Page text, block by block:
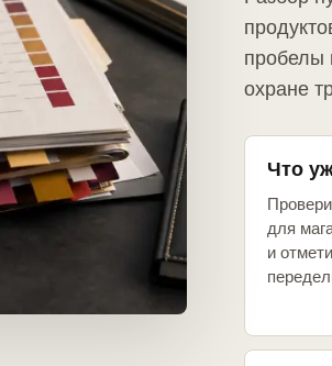
пробелы
охране
Что
для
и